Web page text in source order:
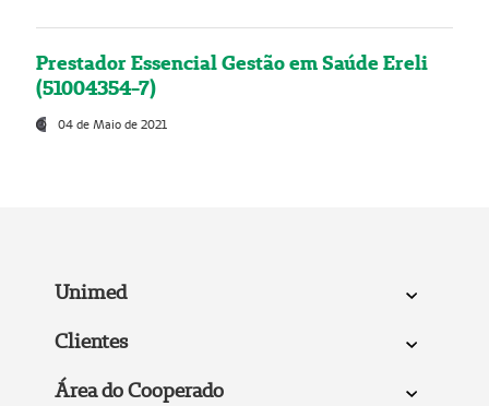
Prestador Essencial Gestão em Saúde Ereli
(51004354-7)
04 de Maio de 2021
Unimed
Clientes
Área do Cooperado